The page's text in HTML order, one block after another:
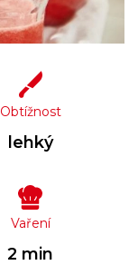
Obtížnost
lehký
Vaření
2 min